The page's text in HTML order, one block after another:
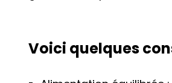
Voici quelques